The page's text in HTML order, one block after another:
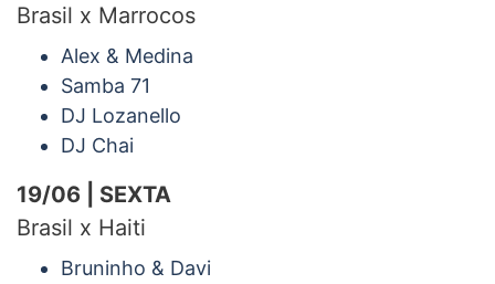
Brasil x Marrocos
Alex & Medina
Samba 71
DJ Lozanello
DJ Chai
19/06 | SEXTA
Brasil x Haiti
Bruninho & Davi